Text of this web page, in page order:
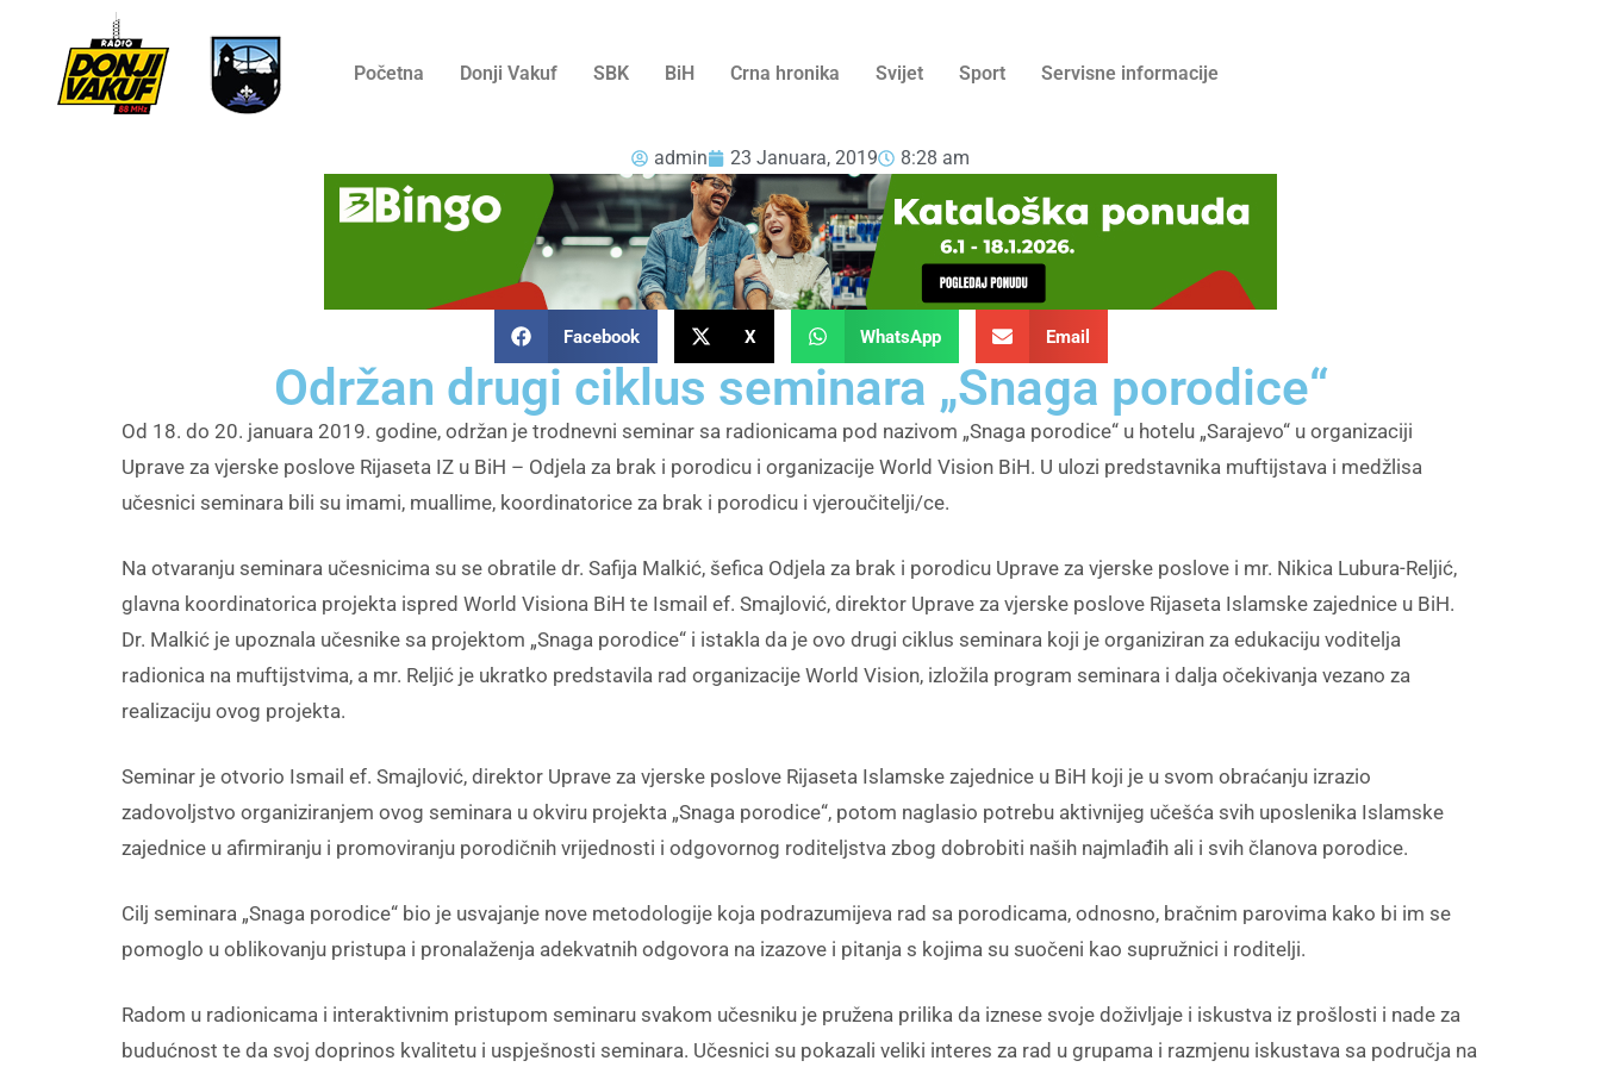
Početna Donji Vakuf SBK BiH Crna hronika Svijet Sport Servisne informacije
admin 23 Januara, 2019 8:28 am
Facebook X WhatsApp Email
Održan drugi ciklus seminara „Snaga porodice“
Od 18. do 20. januara 2019. godine, održan je trodnevni seminar sa radionicama pod nazivom „Snaga porodice“ u hotelu „Sarajevo“ u organizaciji
Uprave za vjerske poslove Rijaseta IZ u BiH – Odjela za brak i porodicu i organizacije World Vision BiH. U ulozi predstavnika muftijstava i medžlisa
učesnici seminara bili su imami, muallime, koordinatorice za brak i porodicu i vjeroučitelji/ce.
Na otvaranju seminara učesnicima su se obratile dr. Safija Malkić, šefica Odjela za brak i porodicu Uprave za vjerske poslove i mr. Nikica Lubura-Reljić,
glavna koordinatorica projekta ispred World Visiona BiH te Ismail ef. Smajlović, direktor Uprave za vjerske poslove Rijaseta Islamske zajednice u BiH.
Dr. Malkić je upoznala učesnike sa projektom „Snaga porodice“ i istakla da je ovo drugi ciklus seminara koji je organiziran za edukaciju voditelja
radionica na muftijstvima, a mr. Reljić je ukratko predstavila rad organizacije World Vision, izložila program seminara i dalja očekivanja vezano za
realizaciju ovog projekta.
Seminar je otvorio Ismail ef. Smajlović, direktor Uprave za vjerske poslove Rijaseta Islamske zajednice u BiH koji je u svom obraćanju izrazio
zadovoljstvo organiziranjem ovog seminara u okviru projekta „Snaga porodice“, potom naglasio potrebu aktivnijeg učešća svih uposlenika Islamske
zajednice u afirmiranju i promoviranju porodičnih vrijednosti i odgovornog roditeljstva zbog dobrobiti naših najmlađih ali i svih članova porodice.
Cilj seminara „Snaga porodice“ bio je usvajanje nove metodologije koja podrazumijeva rad sa porodicama, odnosno, bračnim parovima kako bi im se
pomoglo u oblikovanju pristupa i pronalaženja adekvatnih odgovora na izazove i pitanja s kojima su suočeni kao supružnici i roditelji.
Radom u radionicama i interaktivnim pristupom seminaru svakom učesniku je pružena prilika da iznese svoje doživljaje i iskustva iz prošlosti i nade za
budućnost te da svoj doprinos kvalitetu i uspješnosti seminara. Učesnici su pokazali veliki interes za rad u grupama i razmjenu iskustava sa područja na